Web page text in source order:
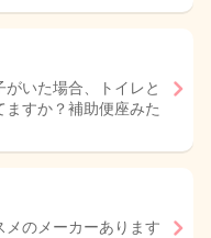
いた場合、トイレと
すか？補助便座みた
のメーカーあります